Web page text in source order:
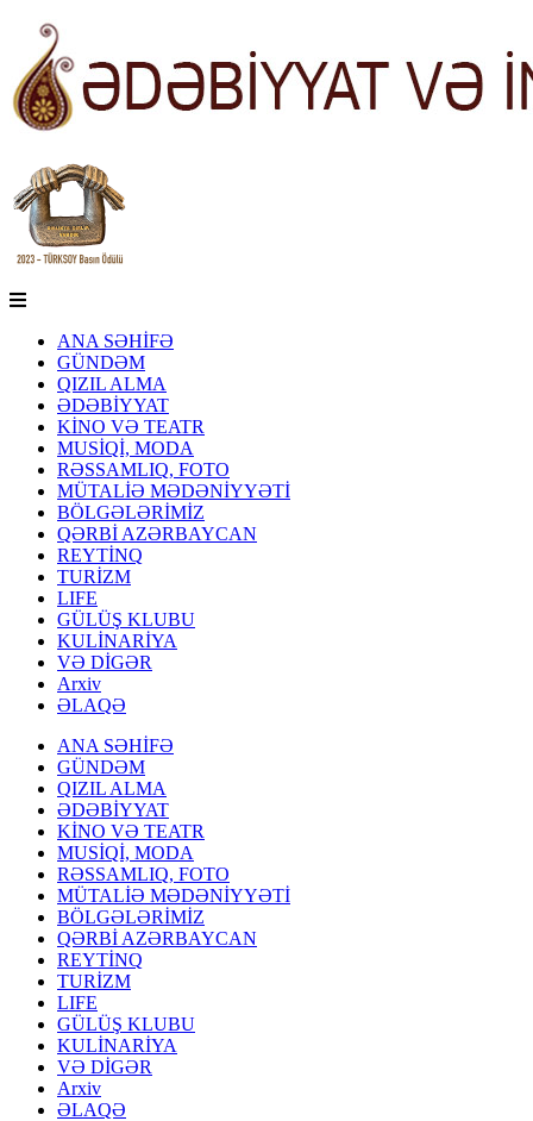
ANA SƏHİFƏ
GÜNDƏM
QIZIL ALMA
ƏDƏBİYYAT
KİNO VƏ TEATR
MUSİQİ, MODA
RƏSSAMLIQ, FOTO
MÜTALİƏ MƏDƏNİYYƏTİ
BÖLGƏLƏRİMİZ
QƏRBİ AZƏRBAYCAN
REYTİNQ
TURİZM
LIFE
GÜLÜŞ KLUBU
KULİNARİYA
VƏ DİGƏR
Arxiv
ƏLAQƏ
ANA SƏHİFƏ
GÜNDƏM
QIZIL ALMA
ƏDƏBİYYAT
KİNO VƏ TEATR
MUSİQİ, MODA
RƏSSAMLIQ, FOTO
MÜTALİƏ MƏDƏNİYYƏTİ
BÖLGƏLƏRİMİZ
QƏRBİ AZƏRBAYCAN
REYTİNQ
TURİZM
LIFE
GÜLÜŞ KLUBU
KULİNARİYA
VƏ DİGƏR
Arxiv
ƏLAQƏ